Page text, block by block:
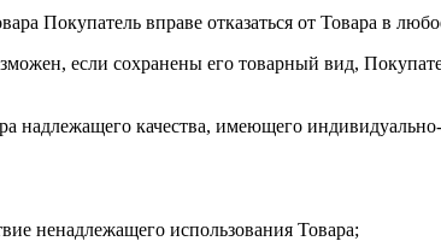
Покупатель вправе отказаться от Товара в
если сохранены его товарный вид,
надлежащего качества, имеющего
ненадлежащего использования Товара;